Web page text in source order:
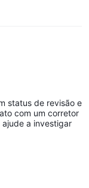
status de revisão e
com um corretor
ajude a investigar